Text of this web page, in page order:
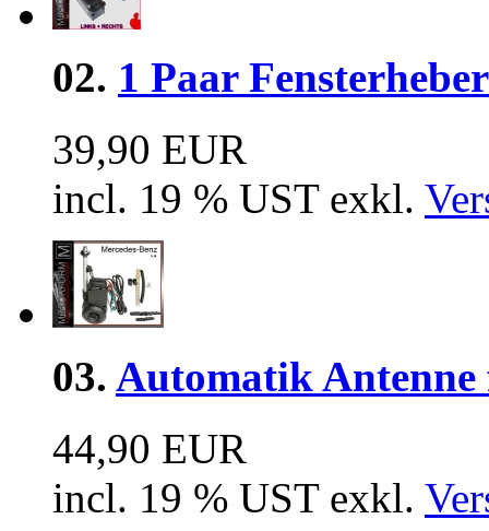
02. 1 Paar
39,90 EUR
incl. 19 % UST exkl.
03. Automatik Antenne
44,90 EUR
incl. 19 % UST exkl.